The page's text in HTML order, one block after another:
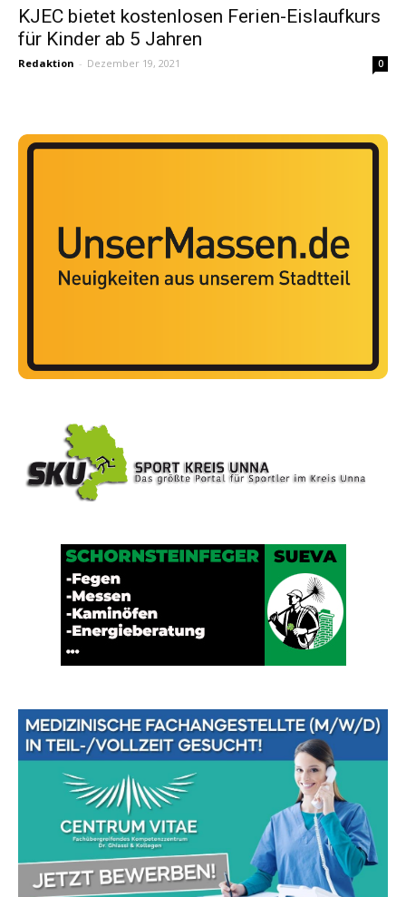
KJEC bietet kostenlosen Ferien-Eislaufkurs
für Kinder ab 5 Jahren
Redaktion - Dezember 19, 2021 0